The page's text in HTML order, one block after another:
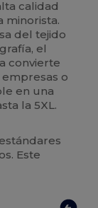
calidad
minorista.
del tejido
el
convierte
o
en una
la 5XL.
Este